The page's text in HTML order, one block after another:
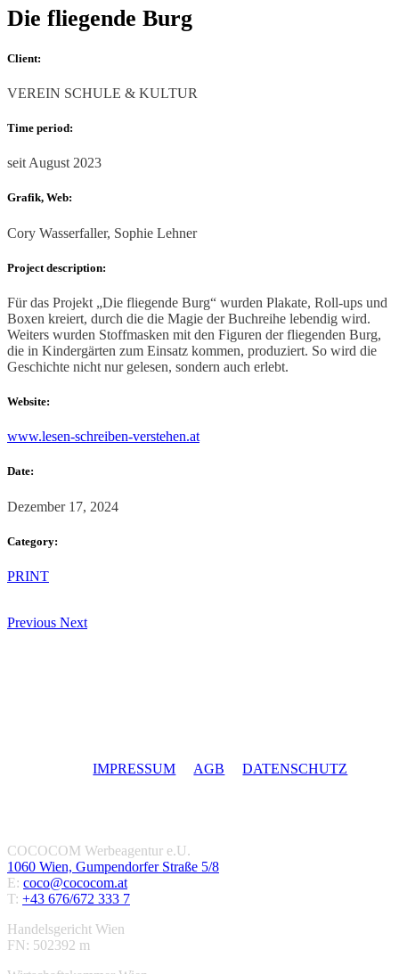
Die fliegende Burg
Client:
VEREIN SCHULE & KULTUR
Time period:
seit August 2023
Grafik, Web:
Cory Wasserfaller, Sophie Lehner
Project description:
Für das Projekt „Die fliegende Burg“ wurden Plakate, Roll-ups und
Boxen kreiert, durch die die Magie der Buchreihe lebendig wird.
Weiters wurden Stoffmasken mit den Figuren der fliegenden Burg,
die in Kindergärten zum Einsatz kommen, produziert. So wird die
Geschichte nicht nur gelesen, sondern auch erlebt.
Website:
www.lesen-schreiben-verstehen.at
Date:
Dezember 17, 2024
Category:
PRINT
Previous Next
IMPRESSUM AGB DATENSCHUTZ
COCOCOM Werbeagentur e.U.
1060 Wien, Gumpendorfer Straße 5/8
E: coco@cococom.at
T: +43 676/672 333 7
Handelsgericht Wien
FN: 502392 m